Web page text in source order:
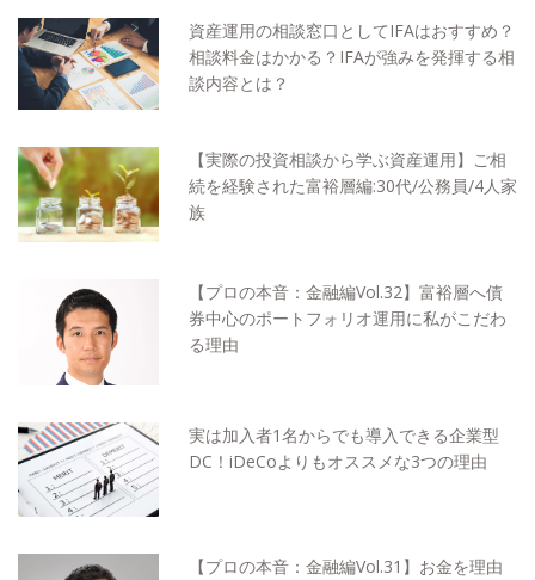
資産運用の相談窓口としてIFAはおすすめ？
相談料金はかかる？IFAが強みを発揮する相
談内容とは？
【実際の投資相談から学ぶ資産運用】ご相
続を経験された富裕層編:30代/公務員/4人家
族
【プロの本音：金融編Vol.32】富裕層へ債
券中心のポートフォリオ運用に私がこだわ
る理由
実は加入者1名からでも導入できる企業型
DC！iDeCoよりもオススメな3つの理由
【プロの本音：金融編Vol.31】お金を理由